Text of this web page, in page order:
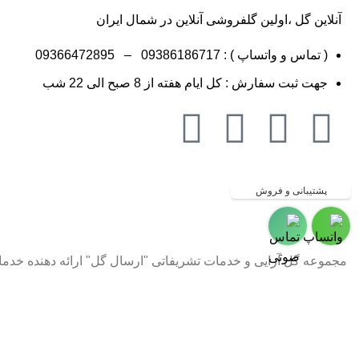
آنلاین گل ،اولین گلفروشی آنلاین در شمال ایران
( تماس و واتساپ ) : 09386186717
–
09366472895
جهت ثبت سفارش : کل ایام هفته از 8 صبح الی 22 شب
گلفروشی در مازندران ، گلفروشی
گل به شهر رشت ،گلفروشی و
ارسال گل به شهرکلاردشت و مرزن
مجموعه گل آرایی و خدمات تشریفاتی "ارسال گل" ارائه دهنده خدمات
پشتیبانی و فروش